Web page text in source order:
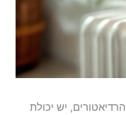
יש יכולת